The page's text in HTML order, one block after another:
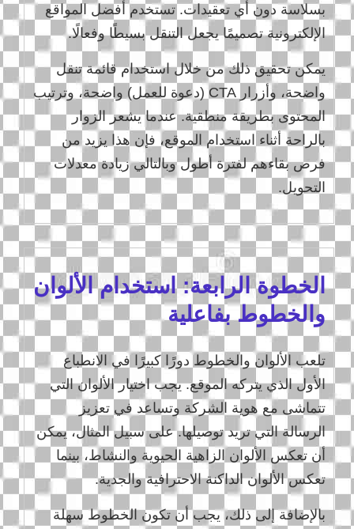
بسلاسة دون أي تعقيدات. تستخدم أفضل المواقع
الإلكترونية تصميمًا يجعل التنقل بسيطًا وفعالًا.
يمكن تحقيق ذلك من خلال استخدام قائمة تنقل
واضحة، وأزرار CTA (دعوة للعمل) واضحة، وترتيب
المحتوى بطريقة منطقية. عندما يشعر الزوار
بالراحة أثناء استخدام الموقع، فإن هذا يزيد من
فرص بقاءهم لفترة أطول وبالتالي زيادة معدلات
التحويل.
الخطوة الرابعة: استخدام الألوان
والخطوط بفاعلية
تلعب الألوان والخطوط دورًا كبيرًا في الانطباع
الأول الذي يتركه الموقع. يجب اختيار الألوان التي
تتماشى مع هوية الشركة وتساعد في تعزيز
الرسالة التي تريد توصيلها. على سبيل المثال، يمكن
أن تعكس الألوان الزاهية الحيوية والنشاط، بينما
تعكس الألوان الداكنة الاحترافية والجدية.
بالإضافة إلى ذلك، يجب أن تكون الخطوط سهلة